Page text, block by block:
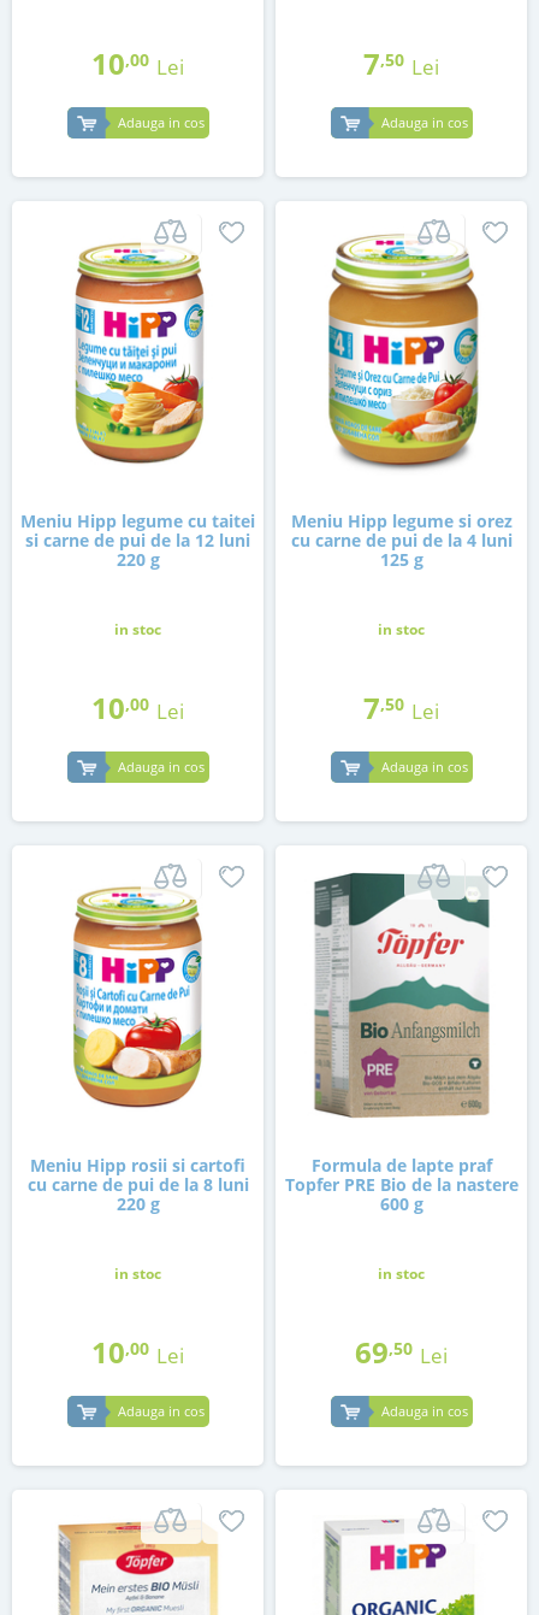
10,00 Lei
Adauga in cos
7,50 Lei
Adauga in cos
Meniu Hipp legume cu taitei
si carne de pui de la 12 luni
220 g
in stoc
10,00 Lei
Adauga in cos
Meniu Hipp legume si orez
cu carne de pui de la 4 luni
125 g
in stoc
7,50 Lei
Adauga in cos
Meniu Hipp rosii si cartofi
cu carne de pui de la 8 luni
220 g
in stoc
10,00 Lei
Adauga in cos
Formula de lapte praf
Topfer PRE Bio de la nastere
600 g
in stoc
69,50 Lei
Adauga in cos